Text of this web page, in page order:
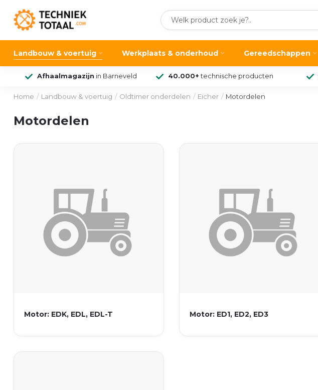
Landbouw & voertuig Werkplaats & onderhoud Gereedschappen
Afhaalmagazijn in Barneveld 40.000+ technische producten
Home / Landbouw & voertuig / Oldtimer onderdelen / Eicher / Motordelen
Motordelen
Motor: EDK, EDL, EDL-T Motor: ED1, ED2, ED3